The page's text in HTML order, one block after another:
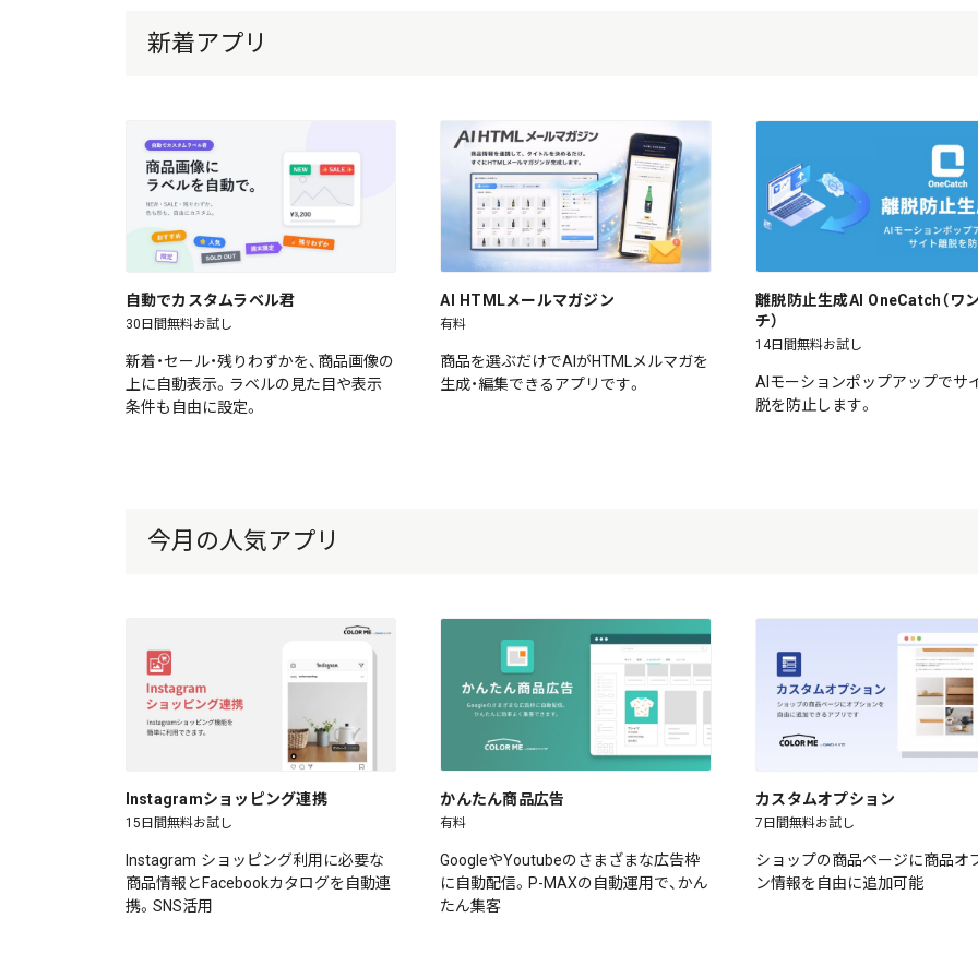
新着アプリ
自動でカスタムラベル君
30日間無料お試し
新着・セール・残りわずかを、商品画像の
上に自動表示。ラベルの見た目や表示
条件も自由に設定。
AI HTMLメールマガジン
有料
商品を選ぶだけでAIがHTMLメルマガを
生成・編集できるアプリです。
離脱防止生成AI OneCatch（ワ
チ）
14日間無料お試し
AIモーションポップアップでサ
脱を防止します。
今月の人気アプリ
Instagramショッピング連携
15日間無料お試し
Instagram ショッピング利用に必要な
商品情報とFacebookカタログを自動連
携。SNS活用
かんたん商品広告
有料
GoogleやYoutubeのさまざまな広告枠
に自動配信。P-MAXの自動運用で、かん
たん集客
カスタムオプション
7日間無料お試し
ショップの商品ページに商品オ
ン情報を自由に追加可能